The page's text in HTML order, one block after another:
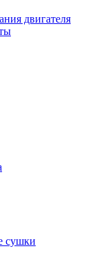
двигателя
сушки